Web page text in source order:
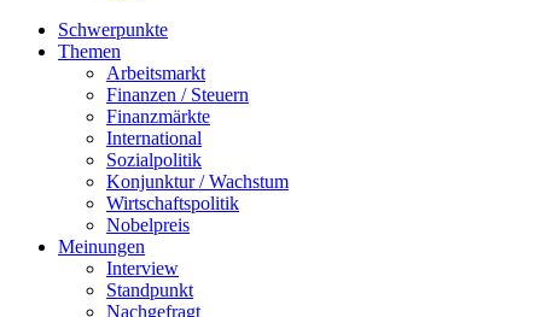
Schwerpunkte
Themen
Arbeitsmarkt
Finanzen / Steuern
Finanzmärkte
International
Sozialpolitik
Konjunktur / Wachstum
Wirtschaftspolitik
Nobelpreis
Meinungen
Interview
Standpunkt
Nachgefragt